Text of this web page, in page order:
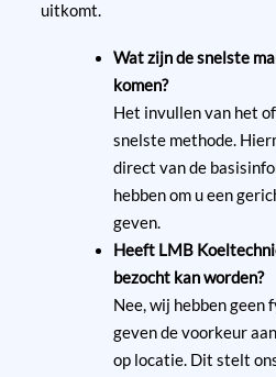
uitkomt.
Wat zijn de snelste
komen?
Het invullen van het
snelste methode.
direct van de
hebben om u een
geven.
Heeft LMB
bezocht kan worden?
Nee, wij hebben geen
geven de voorkeur
op locatie. Dit stelt